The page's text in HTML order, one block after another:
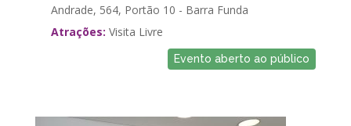
Andrade, 564, Portão 10 - Barra Funda
Atrações: Visita Livre
Evento aberto ao público